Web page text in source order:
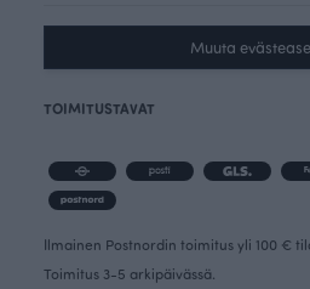
Muuta
TOIMITUSTAVAT
Ilmainen Postnordin toimitus yli 100 €
Toimitus 3-5 arkipäivässä.